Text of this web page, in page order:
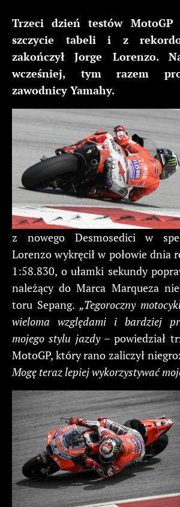
Trzeci dzień testów
szczycie tabeli i z
zakończył Jorge Lorenzo.
wcześniej, tym razem
zawodnicy Yamahy.
z nowego Desmosedici w
Lorenzo wykręcił w połowie dnia
1:58.830, o ułamki sekundy
należący do Marca Marqueza
toru Sepang. „Tegoroczny
wieloma względami i bardziej
mojego stylu jazdy– powiedział
MotoGP, który rano zaliczył
Mogę teraz lepiej wykorzystywać